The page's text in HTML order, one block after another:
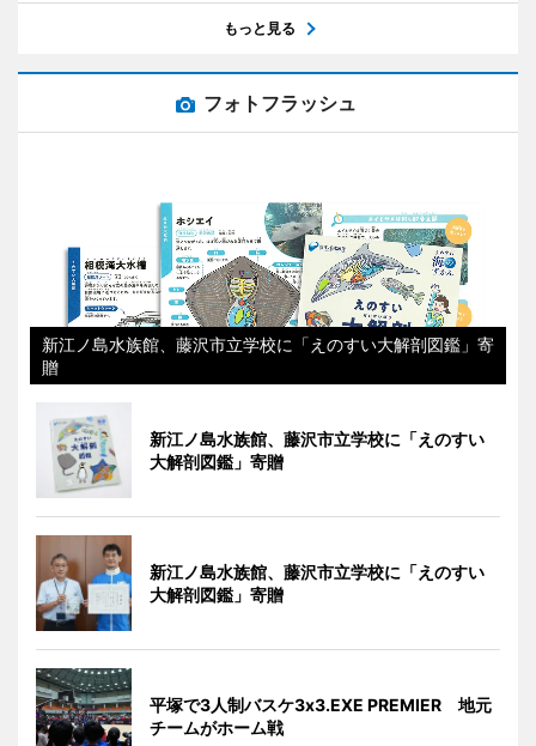
もっと見る
フォトフラッシュ
新江ノ島水族館、藤沢市立学校に「えのすい大解剖図鑑」寄
贈
新江ノ島水族館、藤沢市立学校に「えのすい
大解剖図鑑」寄贈
新江ノ島水族館、藤沢市立学校に「えのすい
大解剖図鑑」寄贈
平塚で3人制バスケ3x3.EXE PREMIER 地元
チームがホーム戦